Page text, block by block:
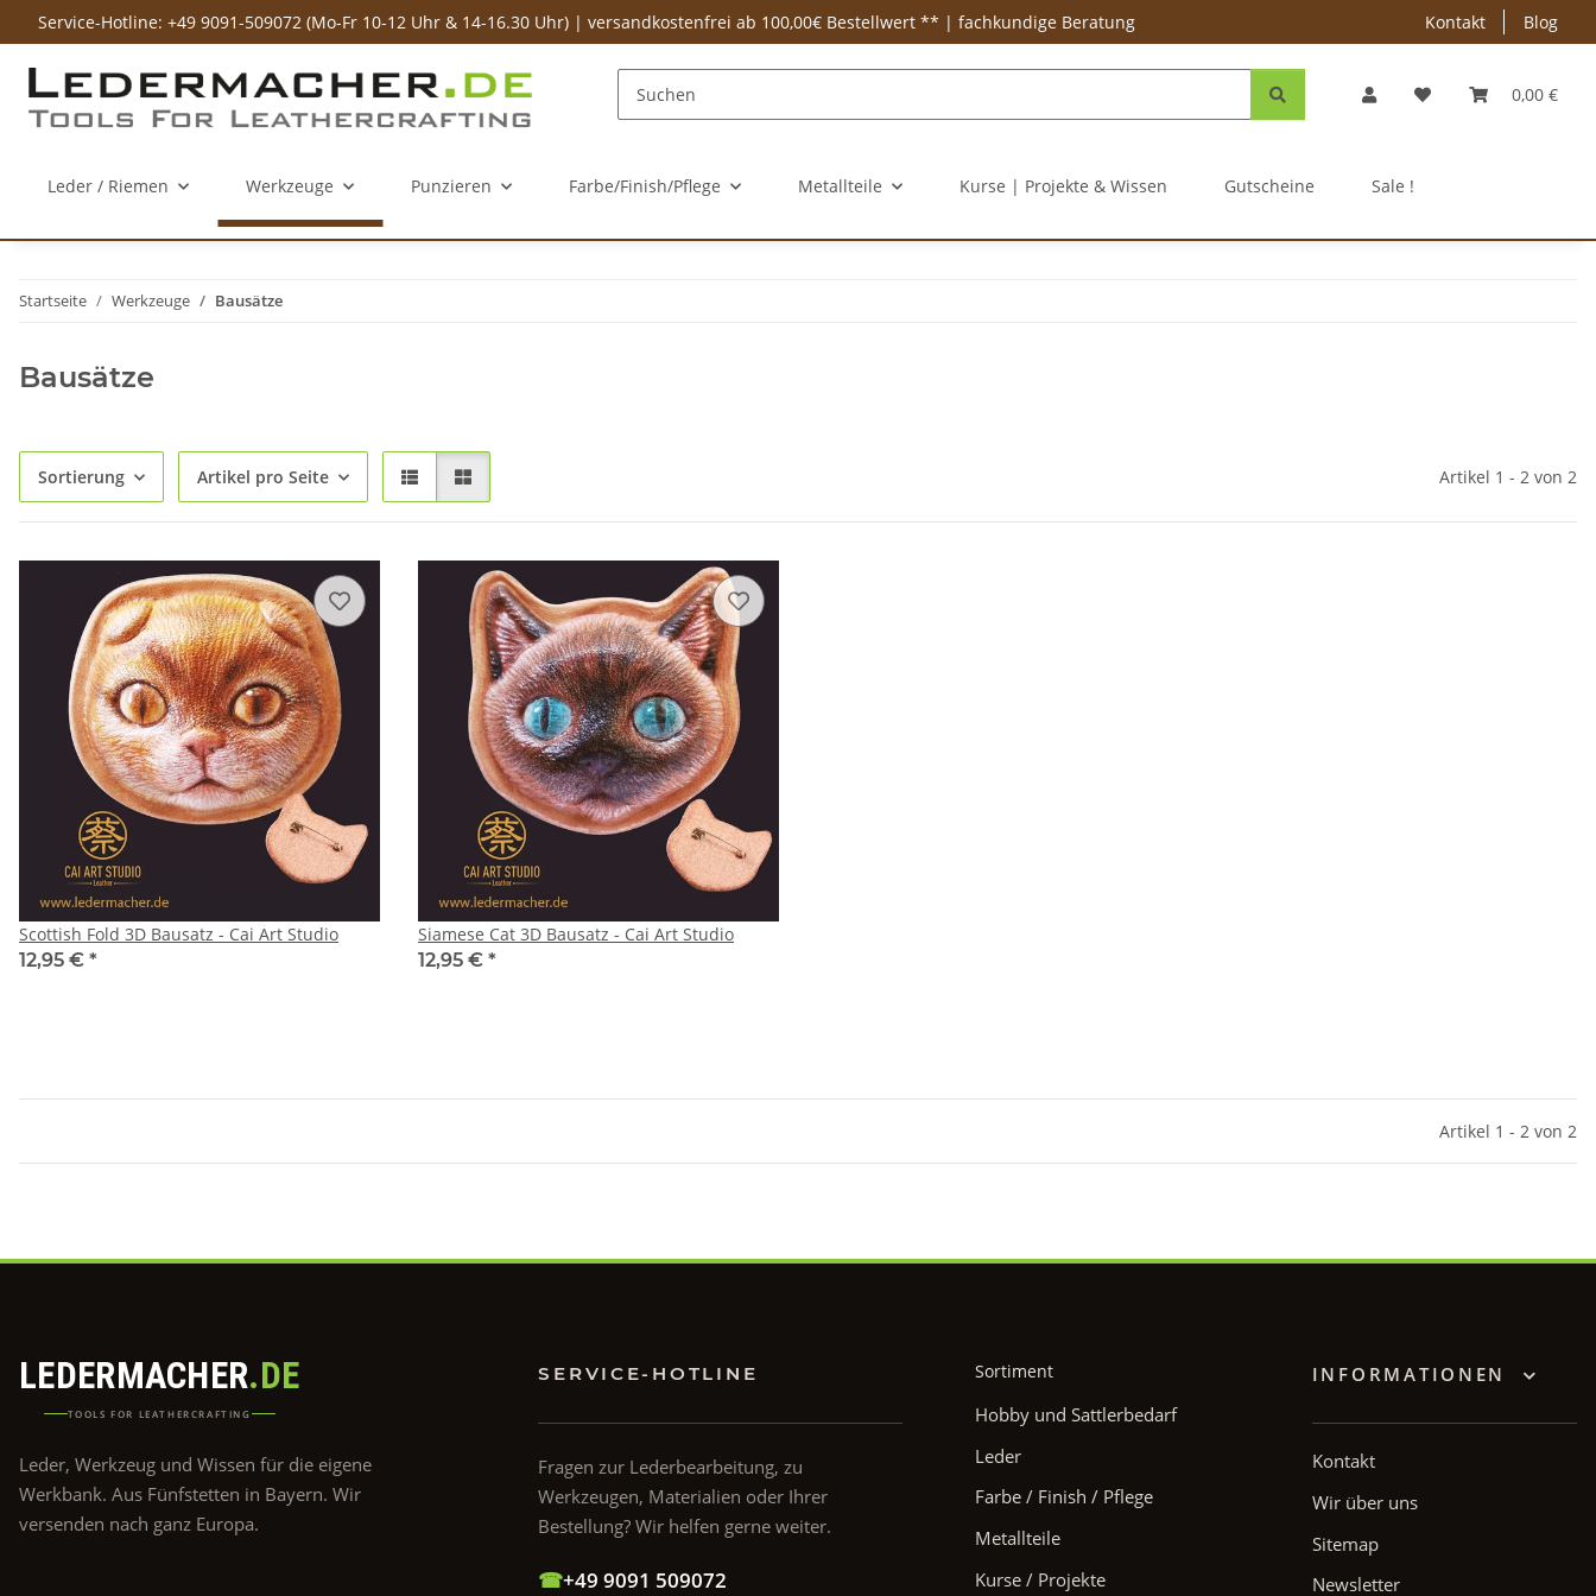
Service-Hotline: +49 9091-509072 (Mo-Fr 10-12 Uhr & 14-16.30 Uhr) | versandkostenfrei ab 100,00€ Bestellwert ** | fachkundige Beratung Kontakt Blog
0,00 €
Leder / Riemen Werkzeuge Punzieren Farbe/Finish/Pflege Metallteile Kurse | Projekte & Wissen Gutscheine Sale !
Startseite Werkzeuge Bausätze
Bausätze
Sortierung Artikel pro Seite Artikel 1 - 2 von 2
Scottish Fold 3D Bausatz - Cai Art Studio
12,95 € *
Siamese Cat 3D Bausatz - Cai Art Studio
12,95 € *
Artikel 1 - 2 von 2
LEDERMACHER.DE
TOOLS FOR LEATHERCRAFTING
Leder, Werkzeug und Wissen für die eigene
Werkbank. Aus Fünfstetten in Bayern. Wir
versenden nach ganz Europa.
SERVICE-HOTLINE
Fragen zur Lederbearbeitung, zu
Werkzeugen, Materialien oder Ihrer
Bestellung? Wir helfen gerne weiter.
☎+49 9091 509072
Sortiment
Hobby und Sattlerbedarf
Leder
Farbe / Finish / Pflege
Metallteile
Kurse / Projekte
INFORMATIONEN
Kontakt
Wir über uns
Sitemap
Newsletter